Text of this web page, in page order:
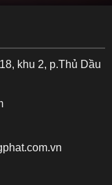
khu 2, p.Thủ Dầu